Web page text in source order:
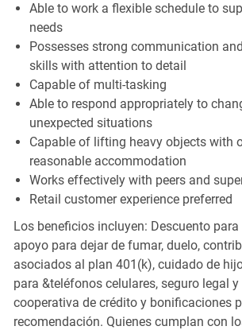
Able to work a flexible schedule to
needs
Possesses strong communication
skills with attention to detail
Capable of multi-tasking
Able to respond appropriately to
unexpected situations
Capable of lifting heavy objects with
reasonable accommodation
Works effectively with peers and
Retail customer experience preferred
Los beneficios incluyen: Descuento para
apoyo para dejar de fumar, duelo,
asociados al plan 401(k), cuidado de
para &teléfonos celulares, seguro legal
cooperativa de crédito y bonificaciones
recomendación. Quienes cumplan con